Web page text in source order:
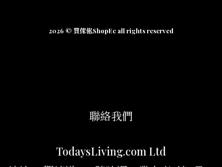
2026 © 買傢俬ShopEc all rights reserved
聯絡我們
TodaysLiving.com Ltd